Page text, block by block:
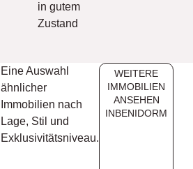
in gutem
Zustand
Eine Auswahl
ähnlicher
Immobilien nach
Lage, Stil und
Exklusivitätsniveau.
WEITERE
IMMOBILIEN
ANSEHEN
INBENIDORM